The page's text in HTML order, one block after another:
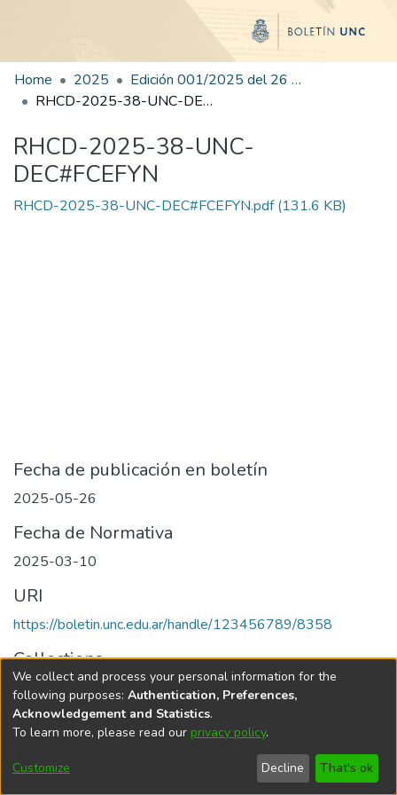
Home 2025
Edición 001/2025 del 26 de mayo de 2025
RHCD-2025-38-UNC-DEC#FCEFYN
RHCD-2025-38-UNC-
DEC#FCEFYN
RHCD-2025-38-UNC-DEC#FCEFYN.pdf(131.6 KB)
Fecha de publicación en boletín
2025-05-26
Fecha de Normativa
2025-03-10
URI
https://boletin.unc.edu.ar/handle/123456789/8358
Collections
Edición 001/2025 del 26 de mayo de 2025
Universidad Nacional de Córdoba
We collect and process your personal information for the
following purposes: Authentication, Preferences,
Acknowledgement and Statistics.
To learn more, please read our privacy policy.
Customize Decline That's ok